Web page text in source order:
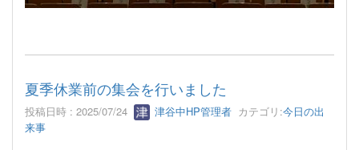
夏季休業前の集会を行いました
投稿日時 : 2025/07/24 津谷中HP管理者 カテゴリ:今日の出
来事